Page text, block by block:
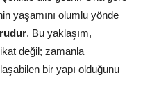
yaşamını olumlu yönde
. Bu yaklaşım,
değil; zamanla
bir yapı olduğunu